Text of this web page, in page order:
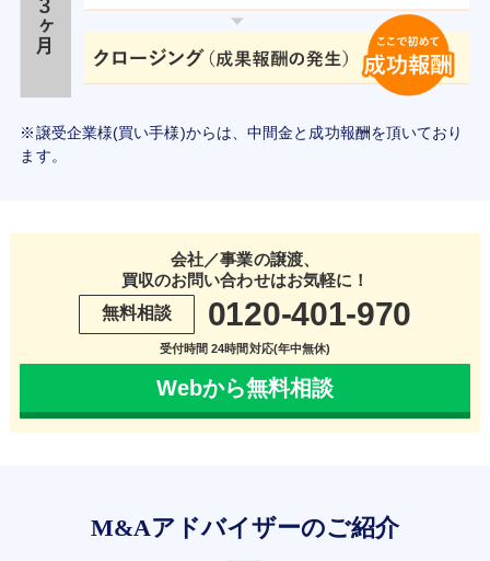
※譲受企業様(買い手様)からは、中間金と成功報酬を頂いており
ます。
会社／事業の譲渡、
買収のお問い合わせはお気軽に！
無料相談
0120-401-970
受付時間 24時間対応(年中無休)
Webから無料相談
M&Aアドバイザーのご紹介